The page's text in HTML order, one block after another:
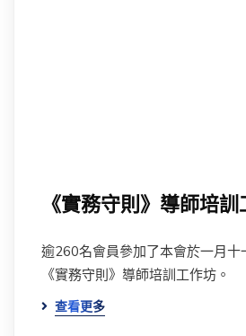
《實務守則》導師培
逾260名會員參加了本會於一月十
《實務守則》導師培訓工作坊。
查看更多